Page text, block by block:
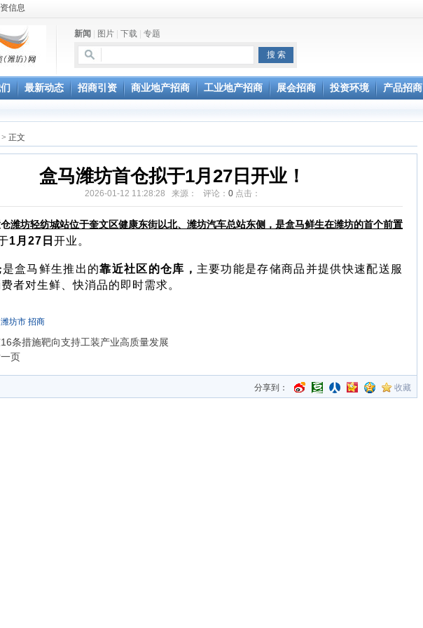
信息
贸易博览会在浙江杭州开幕
高密扑灰年画
生长”赋能高质量发展
潍坊港入选国家级5G工厂
预混料智能制造项目顺利通过验收
坊历史名人--燕肃
新闻 图片 下载 专题
最新动态 招商引资 商业地产招商 工业地产招商 展会招商 投资环境 产品招商
> 正文
盒马潍坊首仓拟于1月27日开业！
2026-01-12 11:28:28 来源： 评论： 0点击：
潍坊轻纺城站位于奎文区健康东街以北、潍坊汽车总站东侧，是盒马鲜生在潍坊的首个前置
1月27日 开业。
是盒马鲜生推出的靠近社区的仓库， 主要功能是存储商品并提供快速配送服
者对生鲜、快消品的即时需求。
潍坊市 招商
条措施靶向支持工装产业高质量发展
页
分享到： 收藏